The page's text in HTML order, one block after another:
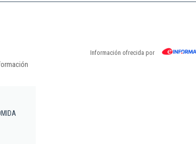
Información ofrecida por